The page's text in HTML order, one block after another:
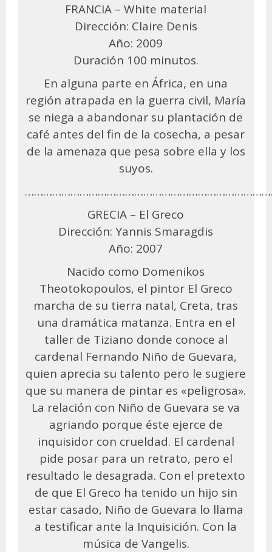
FRANCIA – White material
Dirección: Claire Denis
Año: 2009
Duración 100 minutos.
En alguna parte en África, en una
región atrapada en la guerra civil, María
se niega a abandonar su plantación de
café antes del fin de la cosecha, a pesar
de la amenaza que pesa sobre ella y los
suyos.
GRECIA – El Greco
Dirección: Yannis Smaragdis
Año: 2007
Nacido como Domenikos
Theotokopoulos, el pintor El Greco
marcha de su tierra natal, Creta, tras
una dramática matanza. Entra en el
taller de Tiziano donde conoce al
cardenal Fernando Niño de Guevara,
quien aprecia su talento pero le sugiere
que su manera de pintar es «peligrosa».
La relación con Niño de Guevara se va
agriando porque éste ejerce de
inquisidor con crueldad. El cardenal
pide posar para un retrato, pero el
resultado le desagrada. Con el pretexto
de que El Greco ha tenido un hijo sin
estar casado, Niño de Guevara lo llama
a testificar ante la Inquisición. Con la
música de Vangelis.